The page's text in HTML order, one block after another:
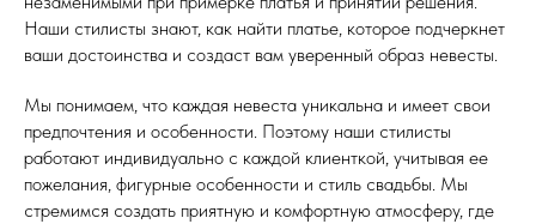
Наши стилисты знают, как найти платье, которое подчеркнет
ваши достоинства и создаст вам уверенный образ невесты.
Мы понимаем, что каждая невеста уникальна и имеет свои
предпочтения и особенности. Поэтому наши стилисты
работают индивидуально с каждой клиенткой, учитывая ее
пожелания, фигурные особенности и стиль свадьбы. Мы
стремимся создать приятную и комфортную атмосферу, где